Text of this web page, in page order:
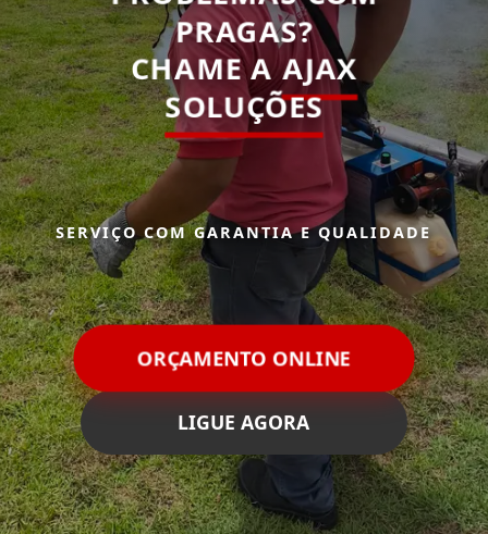
PRAGAS?
CHAME AAJAX
SOLUÇÕES
SERVIÇO COM GARANTIA E QUALIDADE
ORÇAMENTO ONLINE
LIGUE AGORA